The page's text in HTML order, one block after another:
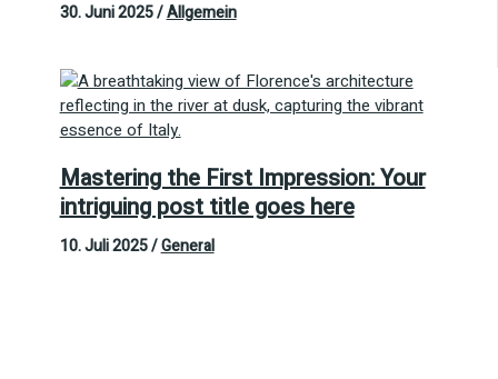
30. Juni 2025/Allgemein
Mastering the First Impression: Your
intriguing post title goes here
10. Juli 2025/General